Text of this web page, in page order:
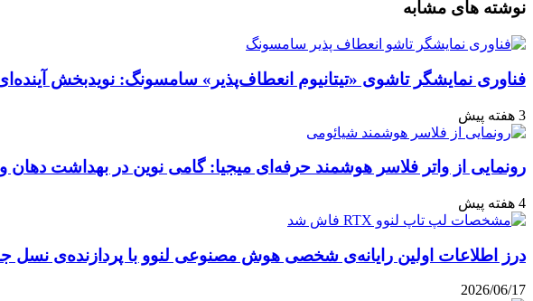
با
ایمیل
نوشته های مشابه
فناوری نمایشگر تاشوی «تیتانیوم انعطاف‌پذیر» سامسونگ: نویدبخش
3 هفته پیش
رونمایی از واتر فلاسر هوشمند حرفه‌ای میجیا: گامی نوین در بهداشت دهان
4 هفته پیش
درز اطلاعات اولین رایانه‌ی شخصی هوش مصنوعی لنوو با پردازنده‌ی نسل
2026/06/17